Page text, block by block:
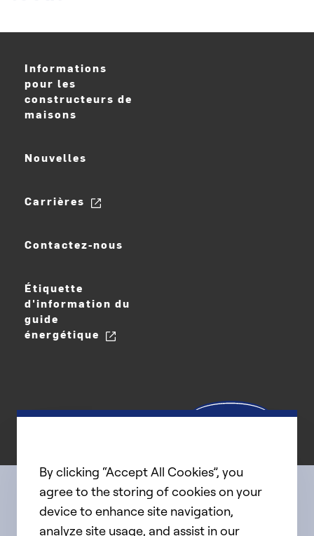
Informations
pour les
constructeurs de
maisons
Nouvelles
Carrières
Contactez-nous
Étiquette
d'information du
guide
énergétique
Connect with us
By clicking “Accept All Cookies”, you
agree to the storing of cookies on your
device to enhance site navigation,
analyze site usage, and assist in our